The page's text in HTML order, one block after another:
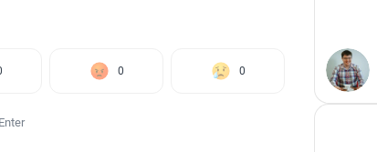
0 0